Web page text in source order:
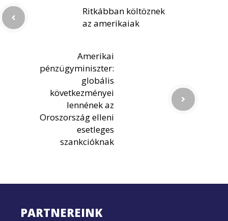
Ritkábban költöznek
az amerikaiak
Amerikai
pénzügyminiszter:
globális
következményei
lennének az
Oroszország elleni
esetleges
szankcióknak
PARTNEREINK